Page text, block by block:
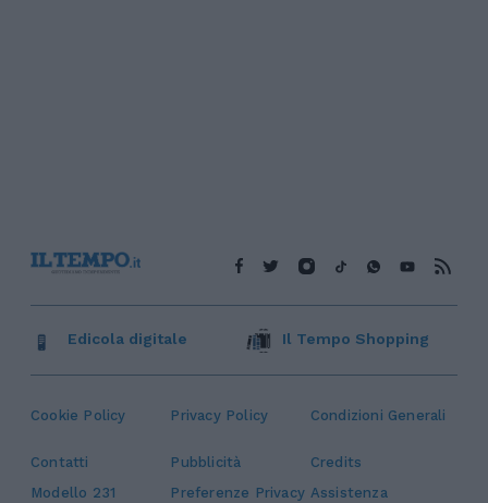
Cookie Policy Privacy Policy Condizioni Generali
Contatti Pubblicità
Credits
Modello 231
Preferenze Privacy Assistenza
Edicola digitale Il Tempo Shopping